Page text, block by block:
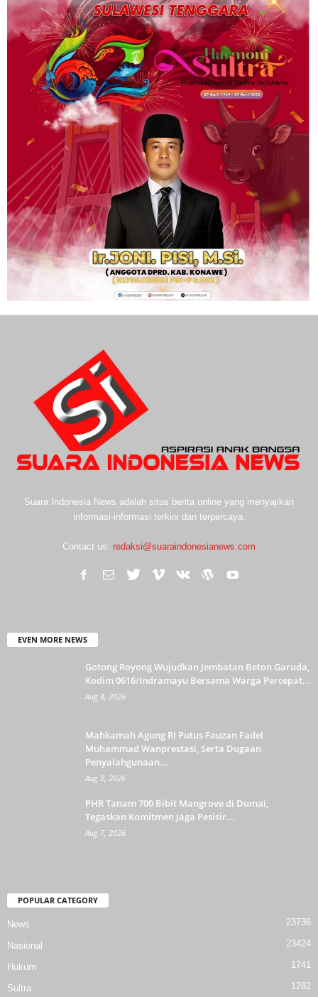
Suara Indonesia News adalah situs berita online yang menyajikan
informasi-informasi terkini dan terpercaya.
Contact us: redaksi@suaraindonesianews.com
EVEN MORE NEWS
Gotong Royong Wujudkan Jembatan Beton Garuda,
Kodim 0616/Indramayu Bersama Warga Percepat...
Aug 8, 2026
Mahkamah Agung RI Putus Fauzan Fadel
Muhammad Wanprestasi, Serta Dugaan
Penyalahgunaan...
Aug 8, 2026
PHR Tanam 700 Bibit Mangrove di Dumai,
Tegaskan Komitmen Jaga Pesisir...
Aug 7, 2026
POPULAR CATEGORY
News 23736
Nasional 23424
Hukum 1741
Sultra 1282